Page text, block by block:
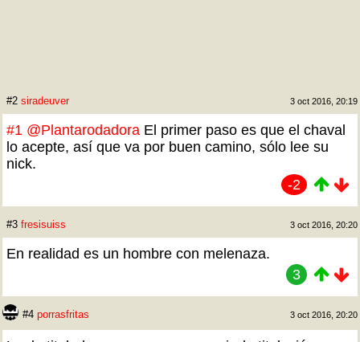
#2 siradeuver 3 oct 2016, 20:19
#1 @Plantarodadora El primer paso es que el chaval
lo acepte, así que va por buen camino, sólo lee su
nick.
-2
#3 fresisuiss 3 oct 2016, 20:20
En realidad es un hombre con melenaza.
3
#4 porrasfritas 3 oct 2016, 20:20